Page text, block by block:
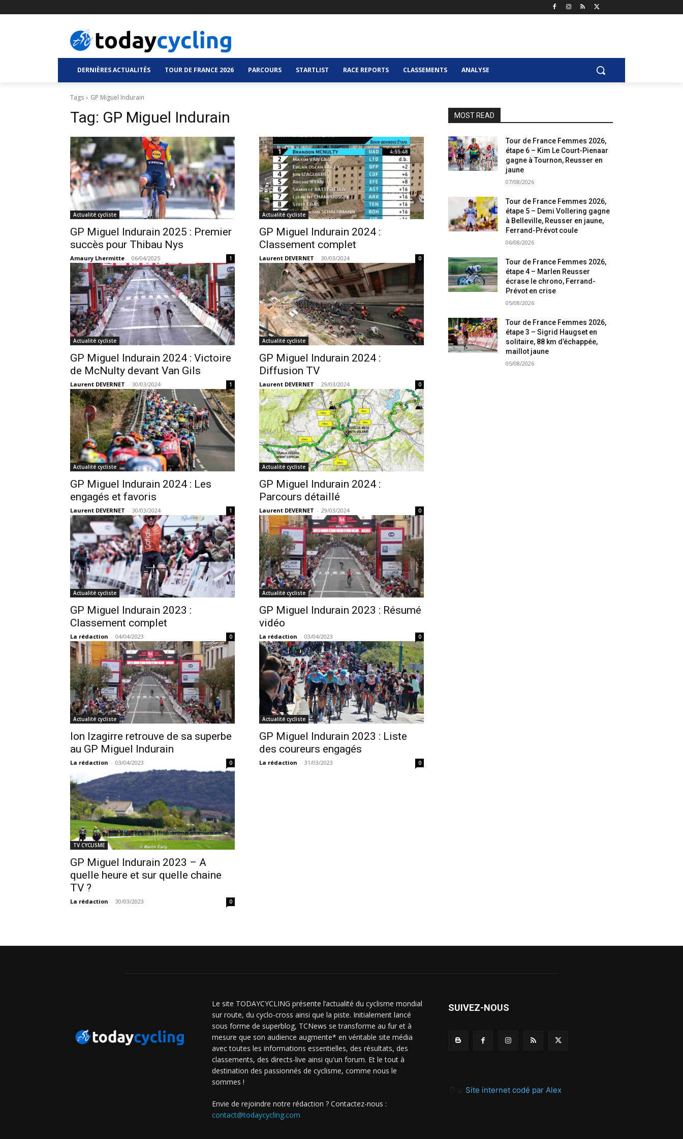
DERNIÈRES ACTUALITÉS TOUR DE FRANCE 2026 PARCOURS STARTLIST RACE REPORTS CLASSEMENTS ANALYSE
Tags GP Miguel Indurain
Tag: GP Miguel Indurain
Actualité cycliste
GP Miguel Indurain 2025 : Premier
succès pour Thibau Nys
Amaury Lhermitte - 06/04/2025 1
Actualité cycliste
GP Miguel Indurain 2024 :
Classement complet
Laurent DEVERNET - 30/03/2024 0
Actualité cycliste
GP Miguel Indurain 2024 : Victoire
de McNulty devant Van Gils
Laurent DEVERNET - 30/03/2024 1
Actualité cycliste
GP Miguel Indurain 2024 :
Diffusion TV
Laurent DEVERNET - 29/03/2024 0
Actualité cycliste
GP Miguel Indurain 2024 : Les
engagés et favoris
Laurent DEVERNET - 30/03/2024 1
Actualité cycliste
GP Miguel Indurain 2024 :
Parcours détaillé
Laurent DEVERNET - 29/03/2024 0
Actualité cycliste
GP Miguel Indurain 2023 :
Classement complet
La rédaction - 04/04/2023 0
Actualité cycliste
GP Miguel Indurain 2023 : Résumé
vidéo
La rédaction - 03/04/2023 0
Actualité cycliste
Ion Izagirre retrouve de sa superbe
au GP Miguel Indurain
La rédaction - 03/04/2023 0
Actualité cycliste
GP Miguel Indurain 2023 : Liste
des coureurs engagés
La rédaction - 31/03/2023 0
TV CYCLISME
GP Miguel Indurain 2023 – A
quelle heure et sur quelle chaine
TV ?
La rédaction - 30/03/2023 0
MOST READ
Tour de France Femmes 2026,
étape 6 – Kim Le Court-Pienaar
gagne à Tournon, Reusser en
jaune
07/08/2026
Tour de France Femmes 2026,
étape 5 – Demi Vollering gagne
à Belleville, Reusser en jaune,
Ferrand-Prévot coule
06/08/2026
Tour de France Femmes 2026,
étape 4 – Marlen Reusser
écrase le chrono, Ferrand-
Prévot en crise
05/08/2026
Tour de France Femmes 2026,
étape 3 – Sigrid Haugset en
solitaire, 88 km d’échappée,
maillot jaune
05/08/2026
Le site TODAYCYCLING présente l’actualité du cyclisme mondial
sur route, du cyclo-cross ainsi que la piste. Initialement lancé
sous forme de superblog, TCNews se transforme au fur et à
mesure que son audience augmente* en véritable site média
avec toutes les informations essentielles, des résultats, des
classements, des directs-live ainsi qu'un forum. Et le tout à
destination des passionnés de cyclisme, comme nous le
sommes !
Envie de rejoindre notre rédaction ? Contactez-nous :
contact@todaycycling.com
SUIVEZ-NOUS
Site internet codé par Alex